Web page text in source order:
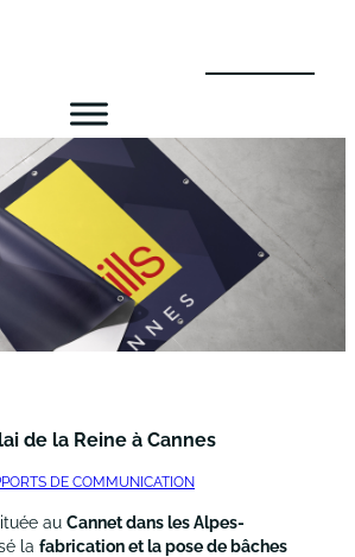
de la Reine à Cannes
DE COMMUNICATION
au Cannet dans les Alpes-
la fabrication et la pose de bâches